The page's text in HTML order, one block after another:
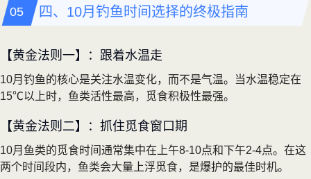
四、10月钓鱼时间选择的终极指南
【黄金法则一】：跟着水温走
10月钓鱼的核心是关注水温变化，而不是气温。当水温稳定在
15℃以上时，鱼类活性最高，觅食积极性最强。
【黄金法则二】：抓住觅食窗口期
10月鱼类的觅食时间通常集中在上午8-10点和下午2-4点。在这
两个时间段内，鱼类会大量上浮觅食，是爆护的最佳时机。